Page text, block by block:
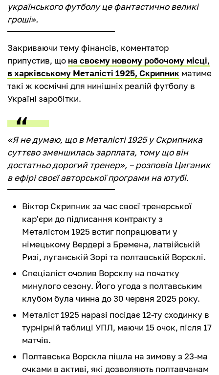
українського футболу це фантастично великі
гроші».
Закриваючи тему фінансів, коментатор
припустив, що на своєму новому робочому місці,
в харківському Металісті 1925, Скрипник матиме
такі ж космічні для нинішніх реалій футболу в
Україні заробітки.
«Я не думаю, що в Металісті 1925 у Скрипника
суттєво зменшилась зарплата, тому що він
достатньо дорогий тренер», – розповів Циганик
в ефірі своєї авторської програми на ютубі.
Віктор Скрипник за час своєї тренерської
кар'єри до підписання контракту з
Металістом 1925 встиг попрацювати у
німецькому Вердері з Бремена, латвійській
Ризі, луганській Зорі та полтавській Ворсклі.
Спеціаліст очолив Ворсклу на початку
минулого сезону. Його угода з полтавським
клубом була чинна до 30 червня 2025 року.
Металіст 1925 наразі посідає 12-ту сходинку в
турнірній таблиці УПЛ, маючи 15 очок, після 17
матчів.
Полтавська Ворскла пішла на зимову з 23-ма
очками в активі, які дозволяють полтавчанам